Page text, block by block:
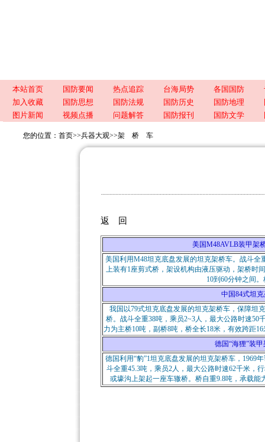
本站首页 国防要闻 热点追踪 台海局势 各国国防
加入收藏
国防思想 国防法规 国防历史 国防地理
图片新闻
视频点播 问题解答 国防报刊 国防文学
您的位置： 首页>>兵器大观>>架 桥 车
返 回
美国M48AVLB装甲架
美国利用M48坦克底盘发展的坦克架桥车。战斗全
上装有1座剪式桥，架设机构由液压驱动，架桥时
10到60分钟之间
中国84式坦
我国以79式坦克底盘发展的坦克架桥车，保障坦
桥。战斗全重38吨，乘员2~3人，最大公路时速50
力为主桥10吨，副桥8吨，桥全长18米，有效跨距
德国“海狸”装甲
德国利用“豹”1坦克底盘发展的坦克架桥车，1969
斗全重45.3吨，乘员2人，最大公路时速62千米，
或壕沟上架起一座车辙桥。桥自重9.8吨，承载